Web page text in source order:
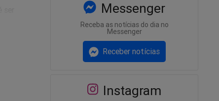
em
Messenger
Receba as notícias do dia no
Messenger
Receber notícias
Instagram